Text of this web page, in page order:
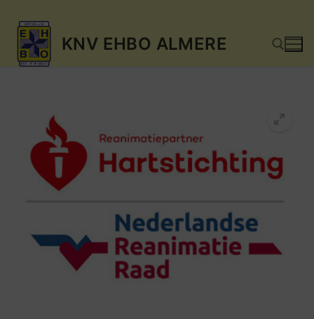
naar
KNV EHBO ALMERE